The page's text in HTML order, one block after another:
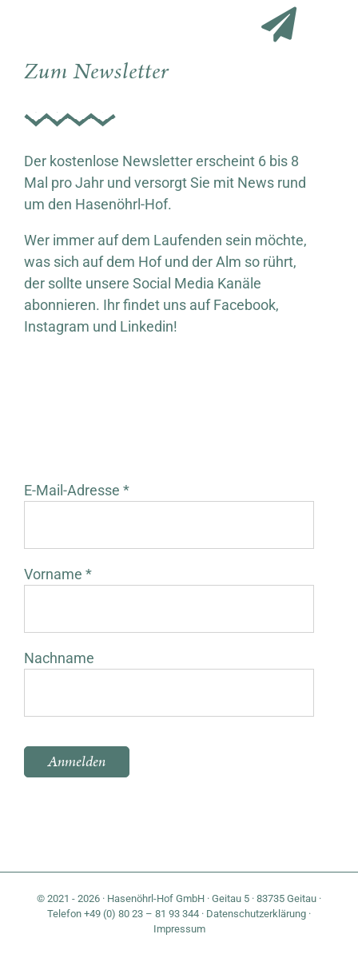
Zum Newsletter
Der kostenlose Newsletter erscheint 6 bis 8
Mal pro Jahr und versorgt Sie mit News rund
um den Hasenöhrl-Hof.
Wer immer auf dem Laufenden sein möchte,
was sich auf dem Hof und der Alm so rührt,
der sollte unsere Social Media Kanäle
abonnieren. Ihr findet uns auf Facebook,
Instagram und Linkedin!
E-Mail-Adresse *
Vorname *
Nachname
Bitte lasse dieses Feld leer.
© 2021 - 2026 · Hasenöhrl-Hof GmbH · Geitau 5 · 83735 Geitau ·
Telefon +49 (0) 80 23 – 81 93 344 · Datenschutzerklärung ·
Impressum